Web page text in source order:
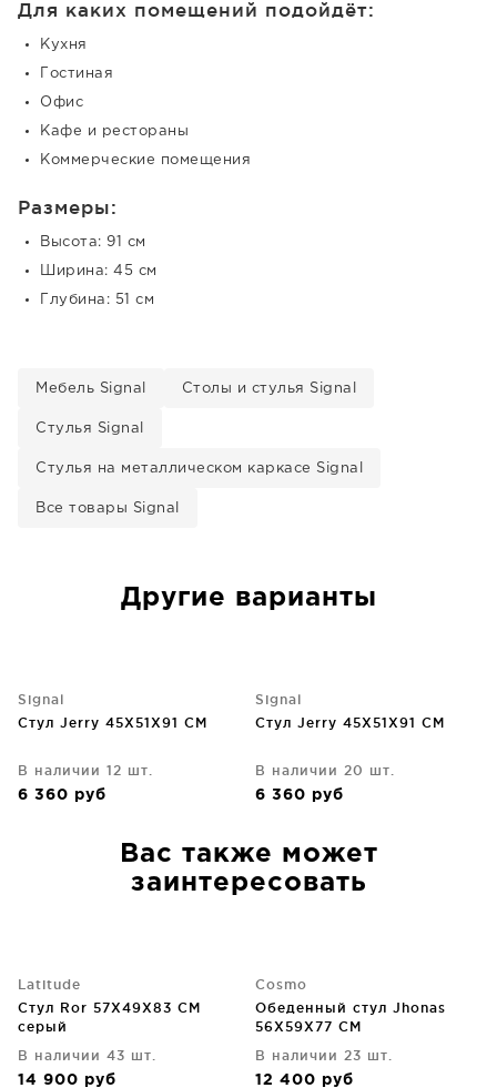
Для каких помещений подойдёт:
Кухня
Гостиная
Офис
Кафе и рестораны
Коммерческие помещения
Размеры:
Высота: 91 см
Ширина: 45 см
Глубина: 51 см
Мебель Signal Столы и стулья Signal
Стулья Signal
Стулья на металлическом каркасе Signal
Все товары Signal
Другие варианты
Signal
Стул Jerry 45X51X91 CM
В наличии 12 шт.
6 360 руб
Signal
Стул Jerry 45X51X91 CM
В наличии 20 шт.
6 360 руб
Вас также может
заинтересовать
Latitude
Стул Ror 57X49X83 CM
серый
В наличии 43 шт.
14 900 руб
Cosmo
Обеденный стул Jhonas
56X59X77 CM
В наличии 23 шт.
12 400 руб